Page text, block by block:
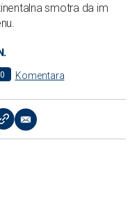
smotra da im
0 Komentara